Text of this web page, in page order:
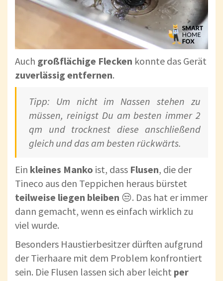
Auch großflächige Flecken konnte das Gerät
zuverlässig entfernen.
Tipp: Um nicht im Nassen stehen zu
müssen, reinigst Du am besten immer 2
qm und trocknest diese anschließend
gleich und das am besten rückwärts.
Ein kleines Manko ist, dass Flusen, die der
Tineco aus den Teppichen heraus bürstet
teilweise liegen bleiben 😒. Das hat er immer
dann gemacht, wenn es einfach wirklich zu
viel wurde.
Besonders Haustierbesitzer dürften aufgrund
der Tierhaare mit dem Problem konfrontiert
sein. Die Flusen lassen sich aber leicht per